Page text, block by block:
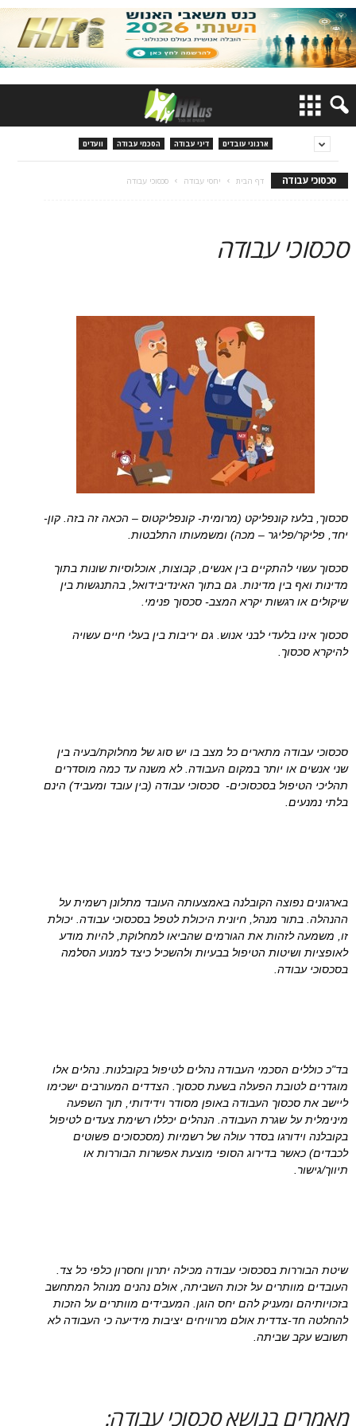
ארגוני עובדים דיני עבודה הסכמי עבודה וועדים
סכסוכי עבודה דף הבית יחסי עבודה סכסוכי עבודה
סכסוכי עבודה
סכסוך, בלעז קונפליקט (מרומית- קונפליקטוס – הכאה זה בזה. קון-
יחד, פליקר/פליגר – מכה) ומשמעותו התלבטות.
סכסוך עשוי להתקיים בין אנשים, קבוצות, אוכלוסיות שונות בתוך
מדינות ואף בין מדינות. גם בתוך האינדיבידואל, בהתנגשות בין
שיקולים או רגשות יקרא המצב- סכסוך פנימי.
סכסוך אינו בלעדי לבני אנוש. גם יריבות בין בעלי חיים עשויה
להיקרא סכסוך.
סכסוכי עבודה מתארים כל מצב בו יש סוג של מחלוקת/בעיה בין
שני אנשים או יותר במקום העבודה. לא משנה עד כמה מוסדרים
תהליכי הטיפול בסכסוכים- סכסוכי עבודה (בין עובד ומעביד) הינם
בלתי נמנעים.
בארגונים נפוצה הקובלנה באמצעותה העובד מתלונן רשמית על
ההנהלה. בתור מנהל, חיונית היכולת לטפל בסכסוכי עבודה. יכולת
זו, משמעה לזהות את הגורמים שהביאו למחלוקת, להיות מודע
לאופציות ושיטות הטיפול בבעיות ולהשכיל כיצד למנוע הסלמה
בסכסוכי עבודה.
בד"כ כוללים הסכמי העבודה נהלים לטיפול בקובלנות. נהלים אלו
מוגדרים לטובת הפעלה בשעת סכסוך. הצדדים המעורבים ישכימו
ליישב את סכסוך העבודה באופן מסודר וידידותי, תוך השפעה
מינימלית על שגרת העבודה. הנהלים יכללו רשימת צעדים לטיפול
בקובלנה וידורגו בסדר עולה של רשמיות (מסכסוכים פשוטים
לכבדים) כאשר בדירוג הסופי מוצעת אפשרות הבוררות או
תיווך/גישור.
שיטת הבוררות בסכסוכי עבודה מכילה יתרון וחסרון כלפי כל צד.
העובדים מוותרים על זכות השביתה, אולם נהנים מנוהל המתחשב
בזכויותיהם ומעניק להם יחס הוגן. המעבידים מוותרים על הזכות
להחלטה חד-צדדית אולם מרוויחים יציבות מידיעה כי העבודה לא
תשובש עקב שביתה.
מאמרים בנושא סכסוכי עבודה: